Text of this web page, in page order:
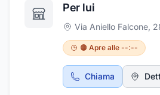
Per lui
Via Aniello Falcone,
🟠 Apre alle --:--
Chiama